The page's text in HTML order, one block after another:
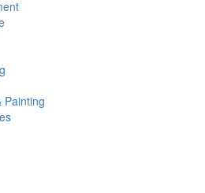
Painting